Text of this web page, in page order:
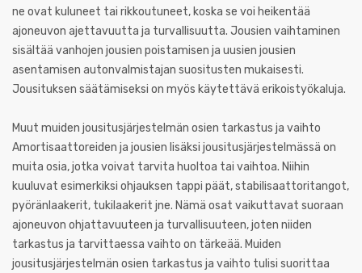
ne ovat kuluneet tai rikkoutuneet, koska se voi heikentää
ajoneuvon ajettavuutta ja turvallisuutta. Jousien vaihtaminen
sisältää vanhojen jousien poistamisen ja uusien jousien
asentamisen autonvalmistajan suositusten mukaisesti.
Jousituksen säätämiseksi on myös käytettävä erikoistyökaluja.
Muut muiden jousitusjärjestelmän osien tarkastus ja vaihto
Amortisaattoreiden ja jousien lisäksi jousitusjärjestelmässä on
muita osia, jotka voivat tarvita huoltoa tai vaihtoa. Niihin
kuuluvat esimerkiksi ohjauksen tappi päät, stabilisaattoritangot,
pyöränlaakerit, tukilaakerit jne. Nämä osat vaikuttavat suoraan
ajoneuvon ohjattavuuteen ja turvallisuuteen, joten niiden
tarkastus ja tarvittaessa vaihto on tärkeää. Muiden
jousitusjärjestelmän osien tarkastus ja vaihto tulisi suorittaa